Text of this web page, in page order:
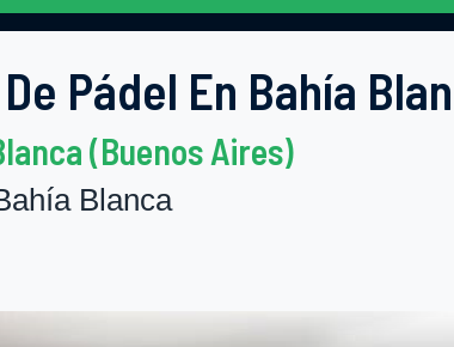
Pádel En Bahía
(Buenos Aires)
Blanca